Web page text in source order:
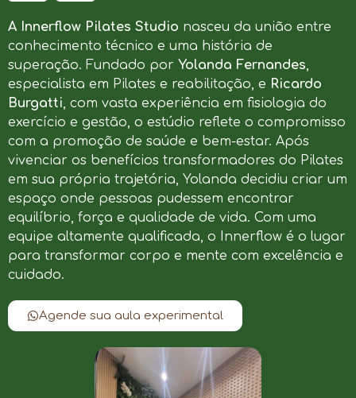
A Innerflow Pilates Studio nasceu da união entre
conhecimento técnico e uma história de
superação. Fundado por Yolanda Fernandes,
especialista em Pilates e reabilitação, e Ricardo
Burgatti, com vasta experiência em fisiologia do
exercício e gestão, o estúdio reflete o compromisso
com a promoção de saúde e bem-estar. Após
vivenciar os benefícios transformadores do Pilates
em sua própria trajetória, Yolanda decidiu criar um
espaço onde pessoas pudessem encontrar
equilíbrio, força e qualidade de vida. Com uma
equipe altamente qualificada, o Innerflow é o lugar
para transformar corpo e mente com excelência e
cuidado.
Agende sua aula experimental